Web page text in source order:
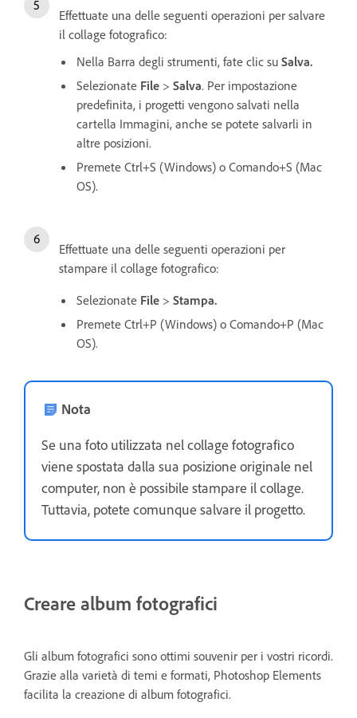
Effettuate una delle seguenti operazioni per salvare
il collage fotografico:
Nella Barra degli strumenti, fate clic su Salva.
Selezionate File > Salva. Per impostazione
predefinita, i progetti vengono salvati nella
cartella Immagini, anche se potete salvarli in
altre posizioni.
Premete Ctrl+S (Windows) o Comando+S (Mac
OS).
Effettuate una delle seguenti operazioni per
stampare il collage fotografico:
Selezionate File > Stampa.
Premete Ctrl+P (Windows) o Comando+P (Mac
OS).
Nota
Se una foto utilizzata nel collage fotografico
viene spostata dalla sua posizione originale nel
computer, non è possibile stampare il collage.
Tuttavia, potete comunque salvare il progetto.
Creare album fotografici
Gli album fotografici sono ottimi souvenir per i vostri ricordi.
Grazie alla varietà di temi e formati, Photoshop Elements
facilita la creazione di album fotografici.